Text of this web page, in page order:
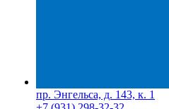
пр. Энгельса, д. 143, к. 1